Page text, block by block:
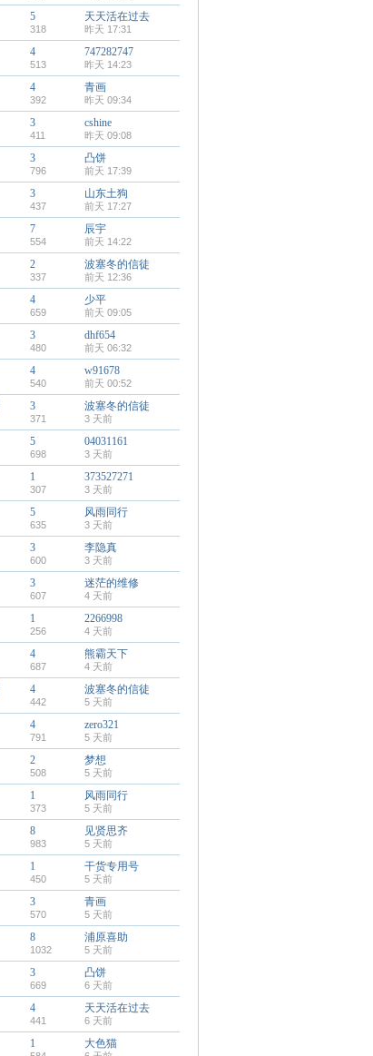
5
318
天天活在过去
昨天 17:31
4
513
747282747
昨天 14:23
4
392
青画
昨天 09:34
3
411
cshine
昨天 09:08
3
796
凸饼
前天 17:39
3
437
山东土狗
前天 17:27
7
554
辰宇
前天 14:22
2
337
波塞冬的信徒
前天 12:36
4
659
少平
前天 09:05
3
480
dhf654
前天 06:32
4
540
w91678
前天 00:52
3
371
波塞冬的信徒
3 天前
5
698
04031161
3 天前
1
307
373527271
3 天前
5
635
风雨同行
3 天前
3
600
李隐真
3 天前
3
607
迷茫的维修
4 天前
1
256
2266998
4 天前
4
687
熊霸天下
4 天前
4
442
波塞冬的信徒
5 天前
4
791
zero321
5 天前
2
508
梦想
5 天前
1
373
风雨同行
5 天前
8
983
见贤思齐
5 天前
1
450
干货专用号
5 天前
3
570
青画
5 天前
8
1032
浦原喜助
5 天前
3
669
凸饼
6 天前
4
441
天天活在过去
6 天前
1 大色猫